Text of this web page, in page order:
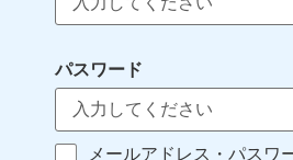
パスワード
メールアドレス・パスワ